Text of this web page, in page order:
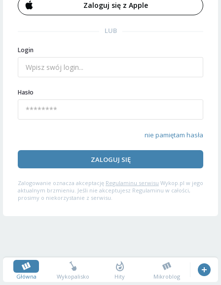
Zaloguj się z Apple
LUB
Login
Hasło
nie pamiętam hasła
ZALOGUJ SIĘ
Zalogowanie oznacza akceptację Regulaminu serwisu Wykop.pl w jego
aktualnym brzmieniu. Jeśli nie akceptujesz Regulaminu w całości,
prosimy o niekorzystanie z serwisu.
Główna Wykopalisko Hity Mikroblog